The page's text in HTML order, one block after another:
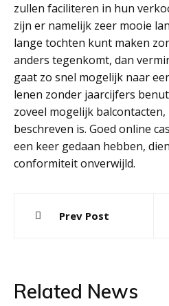
zullen faciliteren in hun
zijn er namelijk zeer mooie
lange tochten kunt maken
anders tegenkomt, dan
gaat zo snel mogelijk naar
lenen zonder jaarcijfers
zoveel mogelijk
beschreven is. Goed online
een keer gedaan hebben,
conformiteit onverwijld.
navigation
Prev Post
Related News